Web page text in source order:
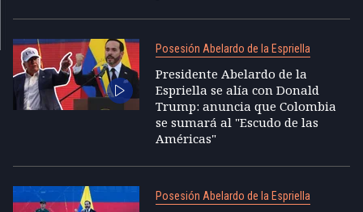
Posesión Abelardo de la Espriella
Presidente Abelardo de la
Espriella se alía con Donald
Trump: anuncia que Colombia
se sumará al "Escudo de las
Américas"
Posesión Abelardo de la Espriella